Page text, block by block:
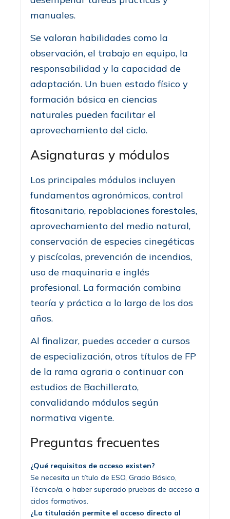
manuales.
Se valoran habilidades como la
observación, el trabajo en equipo, la
responsabilidad y la capacidad de
adaptación. Un buen estado físico y
formación básica en ciencias
naturales pueden facilitar el
aprovechamiento del ciclo.
Asignaturas y módulos
Los principales módulos incluyen
fundamentos agronómicos, control
fitosanitario, repoblaciones forestales,
aprovechamiento del medio natural,
conservación de especies cinegéticas
y piscícolas, prevención de incendios,
uso de maquinaria e inglés
profesional. La formación combina
teoría y práctica a lo largo de los dos
años.
Al finalizar, puedes acceder a cursos
de especialización, otros títulos de FP
de la rama agraria o continuar con
estudios de Bachillerato,
convalidando módulos según
normativa vigente.
Preguntas frecuentes
¿Qué requisitos de acceso existen?
Se necesita un título de ESO, Grado Básico,
Técnico/a, o haber superado pruebas de acceso a
ciclos formativos.
¿La titulación permite el acceso directo al